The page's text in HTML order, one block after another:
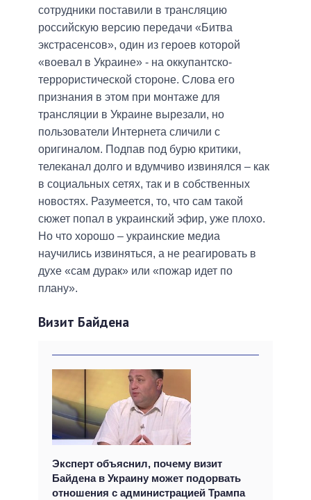
сотрудники поставили в трансляцию
российскую версию передачи «Битва
экстрасенсов», один из героев которой
«воевал в Украине» - на оккупантско-
террористической стороне. Слова его
признания в этом при монтаже для
трансляции в Украине вырезали, но
пользователи Интернета сличили с
оригиналом. Подпав под бурю критики,
телеканал долго и вдумчиво извинялся – как
в социальных сетях, так и в собственных
новостях. Разумеется, то, что сам такой
сюжет попал в украинский эфир, уже плохо.
Но что хорошо – украинские медиа
научились извиняться, а не реагировать в
духе «сам дурак» или «пожар идет по
плану».
Визит Байдена
Эксперт объяснил, почему визит
Байдена в Украину может подорвать
отношения с администрацией Трампа